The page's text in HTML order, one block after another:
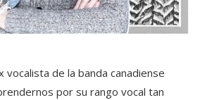
vocalista de la banda canadiense
por su rango vocal tan